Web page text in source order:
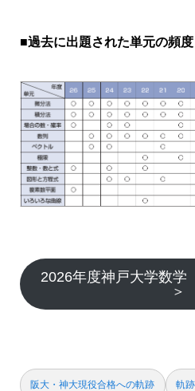
■過去に出題された単元の頻度
2026年度神戸大学数学
＞
阪大・神大現役合格への軌跡 軌